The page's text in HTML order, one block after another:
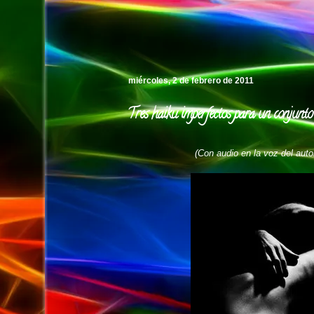
miércoles, 2 de febrero de 2011
Tres haiku imperfectos para un
(Con audio en la voz del